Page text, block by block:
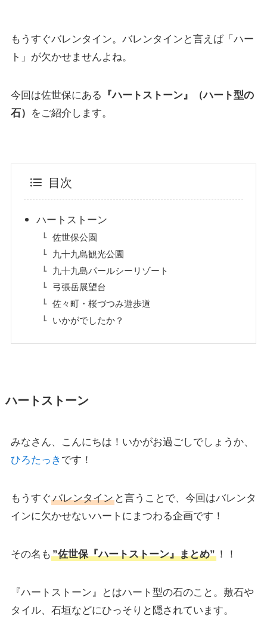
もうすぐバレンタイン。バレンタインと言えば「ハー
ト」が欠かせませんよね。
今回は佐世保にある
『ハートストーン』（ハート型の
石）
をご紹介します。
目次
ハートストーン
佐世保公園
九十九島観光公園
九十九島パールシーリゾート
弓張岳展望台
佐々町・桜づつみ遊歩道
いかがでしたか？
ハートストーン
みなさん、こんにちは！いかがお過ごしでしょうか、
ひろたっき です！
もうすぐ バレンタインと言うことで、今回はバレンタ
インに欠かせないハートにまつわる企画です！
その名も ”佐世保『ハートストーン』まとめ”！！
『ハートストーン』とはハート型の石のこと。敷石や
タイル、石垣などにひっそりと隠されています。